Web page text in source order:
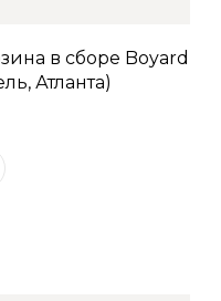
в сборе Boyard
Атланта)